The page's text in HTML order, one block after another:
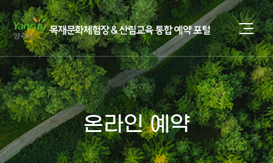
온라인 예약